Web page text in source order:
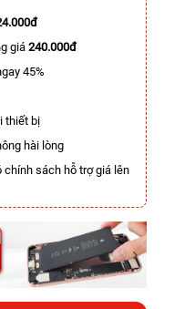
giá240.000đ
45%
thiết bị
hài lòng
chính sách hỗ trợ giá lên